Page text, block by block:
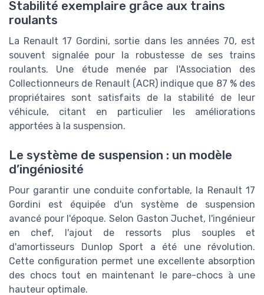
Stabilité exemplaire grâce aux trains
roulants
La Renault 17 Gordini, sortie dans les années 70, est
souvent signalée pour la robustesse de ses trains
roulants. Une étude menée par l'Association des
Collectionneurs de Renault (ACR) indique que 87 % des
propriétaires sont satisfaits de la stabilité de leur
véhicule, citant en particulier les améliorations
apportées à la suspension.
Le système de suspension : un modèle
d’ingéniosité
Pour garantir une conduite confortable, la Renault 17
Gordini est équipée d'un système de suspension
avancé pour l'époque. Selon Gaston Juchet, l'ingénieur
en chef, l'ajout de ressorts plus souples et
d'amortisseurs Dunlop Sport a été une révolution.
Cette configuration permet une excellente absorption
des chocs tout en maintenant le pare-chocs à une
hauteur optimale.